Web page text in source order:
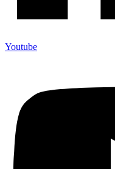
Youtube